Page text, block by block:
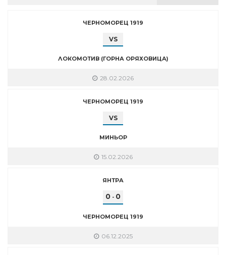
ЧЕРНОМОРЕЦ 1919
VS
ЛОКОМОТИВ (ГОРНА ОРЯХОВИЦА)
28.02.2026
ЧЕРНОМОРЕЦ 1919
VS
МИНЬОР
15.02.2026
ЯНТРА
0 - 0
ЧЕРНОМОРЕЦ 1919
06.12.2025